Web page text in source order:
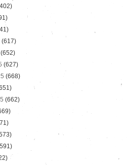
(617)
(652)
(627)
(668)
(662)